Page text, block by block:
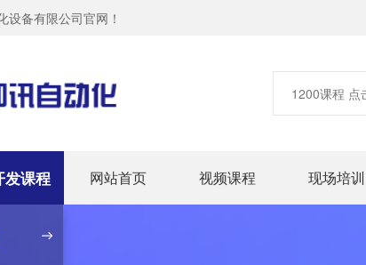
设备有限公司官网！
发课程 网站首页 视频课程 现场培训